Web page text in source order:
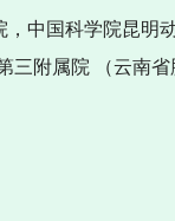
，中国科学院昆明
三附属院 （云南省